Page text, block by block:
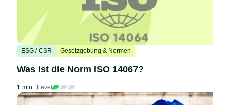
ESG / CSR Gesetzgebung & Normen
Was ist die Norm ISO 14067?
1 min Level